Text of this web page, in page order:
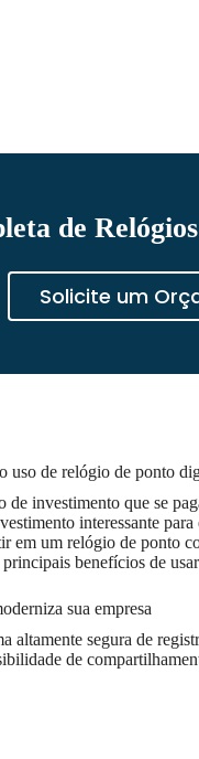
de
Solicite um
uso de relógio de ponto
de investimento que se
interessante
em um relógio de ponto
benefícios de
sua empresa
altamente segura de
de